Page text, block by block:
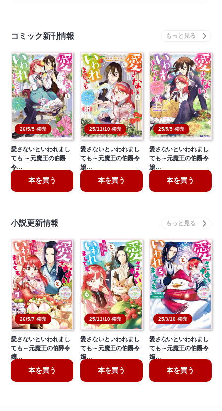
コミック新刊情報
26/5/5 発売
愛さないといわれまし
ても ～元魔王の伯爵
令…
本を買う
25/11/10 発売
愛さないといわれまし
ても～元魔王の伯爵令
嬢…
本を買う
25/5/5 発売
愛さないといわれまし
ても～元魔王の伯爵令
嬢…
本を買う
小説更新情報
26/5/7 発売
愛さないといわれまし
ても～元魔王の伯爵令
嬢…
本を買う
25/11/10 発売
愛さないといわれまし
ても～元魔王の伯爵令
嬢…
本を買う
25/3/10 発売
愛さないといわれまし
ても～元魔王の伯爵令
嬢…
本を買う